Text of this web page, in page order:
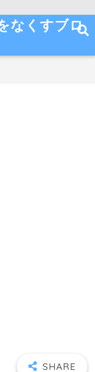
なくすブロ